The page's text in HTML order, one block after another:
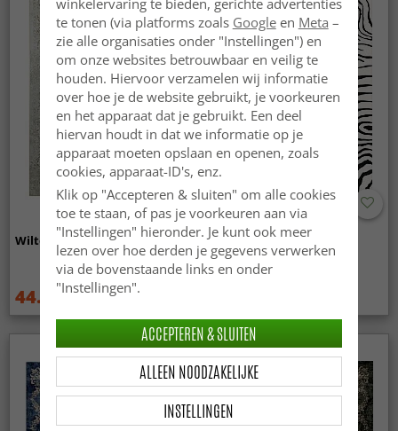
Wilton - Mateur (beige)
44.99 € 59.99 €
Wilton - Zebra (zwart/wit)
winkelervaring te bieden, gerichte advertenties
te tonen (via platforms zoals Googleen Meta –
zie alle organisaties onder "Instellingen") en
om onze websites betrouwbaar en veilig te
houden. Hiervoor verzamelen wij informatie
over hoe je de website gebruikt, je voorkeuren
en het apparaat dat je gebruikt. Een deel
hiervan houdt in dat we informatie op je
apparaat moeten opslaan en openen, zoals
cookies, apparaat-ID's, enz.
Klik op "Accepteren & sluiten" om alle cookies
toe te staan, of pas je voorkeuren aan via
"Instellingen" hieronder. Je kunt ook meer
lezen over hoe derden je gegevens verwerken
via de bovenstaande links en onder
"Instellingen".
INSTELLINGEN
ALLEEN NOODZAKELIJKE
ACCEPTEREN & SLUITEN